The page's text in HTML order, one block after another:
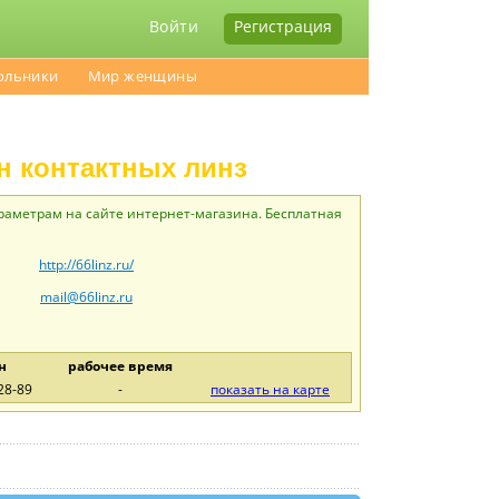
Войти Регистрация
Мир женщины
контактных линз
на сайте интернет-магазина. Бесплатная
http://66linz.ru/
mail@66linz.ru
рабочее время
89 - показать на карте